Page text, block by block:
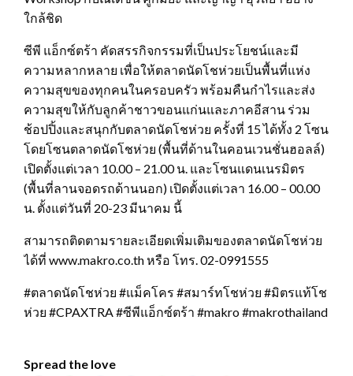
ใกล้ชิด
ซีพี แอ็กซ์ตร้า คัดสรรกิจกรรมที่เป็นประโยชน์และมี
ความหลากหลาย เพื่อให้ตลาดนัดโชห่วยเป็นพื้นที่แห่ง
ความสุขของทุกคนในครอบครัว พร้อมคืนกำไรและส่ง
ความสุขให้กับลูกค้าชาวขอนแก่นและภาคอีสาน ร่วม
ช้อปปิ้งและสนุกกับตลาดนัดโชห่วย ครั้งที่ 15 ได้ทั้ง 2 โซน
โดยโซนตลาดนัดโชห่วย (พื้นที่ด้านในคอนเวนชั่นฮอลล์)
เปิดตั้งแต่เวลา 10.00 – 21.00 น. และโซนแดนเนรมิตร
(พื้นที่ลานจอดรถด้านนอก) เปิดตั้งแต่เวลา 16.00 – 00.00
น. ตั้งแต่วันที่ 20-23 มีนาคม นี้
สามารถติดตามรายละเอียดเพิ่มเติมของตลาดนัดโชห่วย
ได้ที่ www.makro.co.th หรือ โทร. 02-0991555
#ตลาดนัดโชห่วย #แม็คโคร #สมาร์ทโชห่วย #มิตรแท้โช
ห่วย #CPAXTRA #ซีพีแอ็กซ์ตร้า #makro #makrothailand
Spread the love